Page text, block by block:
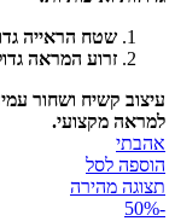
שטח הראייה
זרוע המראה
עיצוב קשיח ושחור
למראה מקצועי.
אהבתי
הוספה לסל
תצוגה מהירה
-50%